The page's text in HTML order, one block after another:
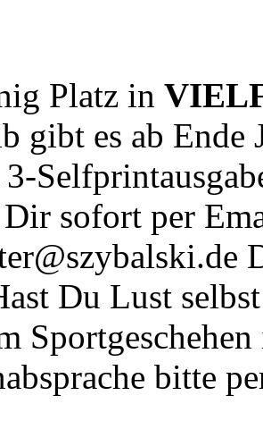
Platz in
gibt es ab Ende
sofort per
Du Lust
bitte